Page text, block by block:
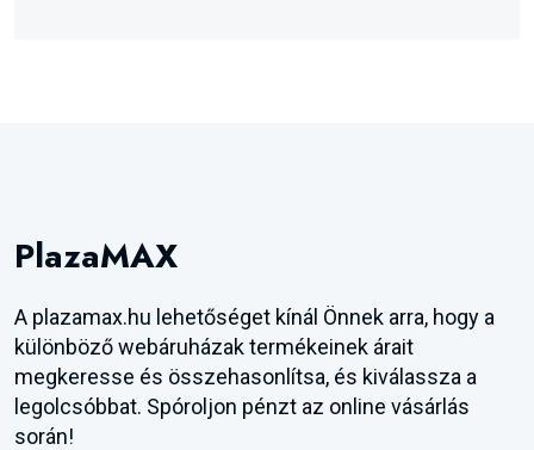
PlazaMAX
A plazamax.hu lehetőséget kínál Önnek arra, hogy a
különböző webáruházak termékeinek árait
megkeresse és összehasonlítsa, és kiválassza a
legolcsóbbat. Spóroljon pénzt az online vásárlás
során!